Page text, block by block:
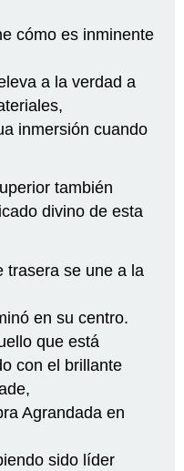
cómo es inminente
a la verdad a
inmersión cuando
también
divino de esta
trasera se une a la
en su centro.
que está
con el brillante
Agrandada en
sido líder